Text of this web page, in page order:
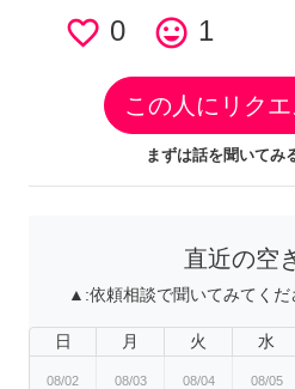
favorite_border 0 tag_faces 1
この人にリク
まずは話を聞いてみ
直近の空
▲:依頼相談で聞いてみてくだ
日 月 火 水
08/02 08/03 08/04 08/05